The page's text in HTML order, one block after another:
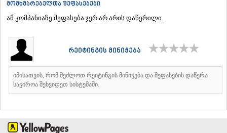
ᲙᲐᲮᲔᲗᲘ
ᲐᲮᲛᲔᲢᲐ
ᲓᲔᲓᲝᲤᲚᲘᲡᲬᲧᲐᲠᲝ
ᲗᲔᲚᲐᲕᲘ
ᲚᲐᲒᲝᲓᲔᲮᲘ
ᲡᲐᲒᲐᲠᲔᲯᲝ
ᲡᲘᲦᲜᲐᲦᲘ
ᲧᲕᲐᲠᲔᲚᲘ
ᲛᲪᲮᲔᲗᲐ–ᲛᲗᲘᲐᲜᲔᲗᲘ
ᲗᲘᲐᲜᲔᲗᲘ
მომხმარებელთა შეფასებები
ამ კომპანიაზე შეფასება ჯერ არ არის დაწერილი.
რეიტინგის მინიჭება
იმისათვის, რომ შეძლოთ რეიტინგის მინიჭება და შეფასების დაწერა
საჭიროა შეხვიდეთ სისტემაში.